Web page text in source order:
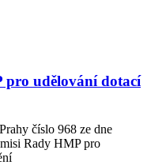
pro udělování dotací
číslo 968 ze dne
Rady HMP pro